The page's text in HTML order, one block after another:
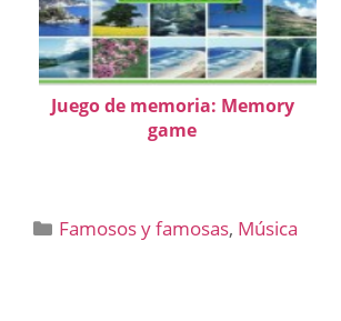
Juego de memoria: Memory
game
Categorías
Famosos y famosas, Música